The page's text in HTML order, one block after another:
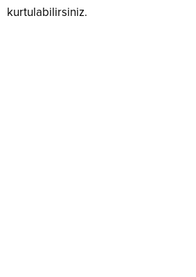
kurtulabilirsiniz.